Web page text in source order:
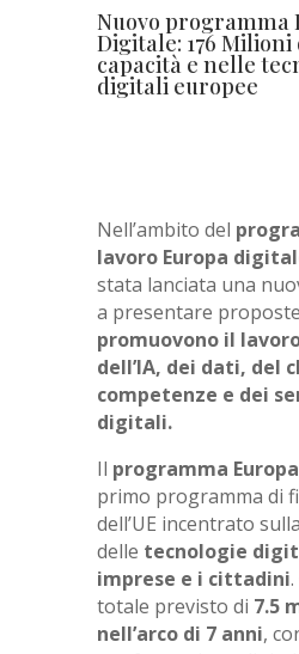
Nuovo programma
Digitale: 176
capacità e nelle
digitali europee
Nell’ambito del
lavoro Europa
stata lanciata una
a presentare
promuovono il
dell’IA, dei dati, del
competenze e dei
digitali.
Il programma
primo programma di
dell’UE incentrato
delle tecnologie
imprese e i cittadini
totale previsto di 7.5
nell’arco di 7 anni,